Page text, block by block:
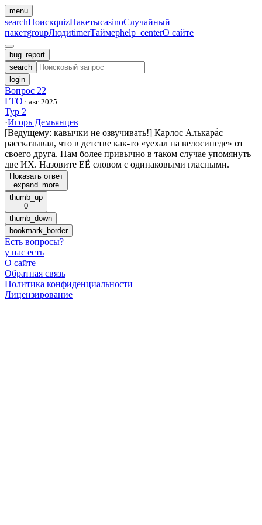
menu
searchПоискquizПакетыcasinoСлучайный
пакетgroupЛюдиtimerТаймерhelp_centerО сайте
bug_report
search
login
Вопрос 22
ГТО · авг. 2025
Тур 2
·Игорь Демьянцев
[Ведущему: кавычки не озвучивать!] Карлос Алькара́с
рассказывал, что в детстве как-то «уехал на велосипеде» от
своего друга. Нам более привычно в таком случае упомянуть
две ИХ. Назовите ЕЁ словом с одинаковыми гласными.
Показать ответ
expand_more
thumb_up
0
thumb_down
bookmark_border
Есть вопросы?
у нас есть
О сайте
Обратная связь
Политика конфиденциальности
Лицензирование